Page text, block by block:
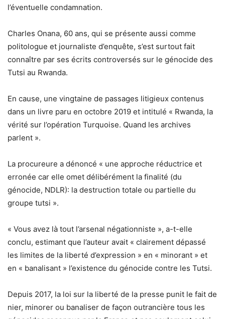
l’éventuelle condamnation.
Charles Onana, 60 ans, qui se présente aussi comme
politologue et journaliste d’enquête, s’est surtout fait
connaître par ses écrits controversés sur le génocide des
Tutsi au Rwanda.
En cause, une vingtaine de passages litigieux contenus
dans un livre paru en octobre 2019 et intitulé « Rwanda, la
vérité sur l’opération Turquoise. Quand les archives
parlent ».
La procureure a dénoncé « une approche réductrice et
erronée car elle omet délibérément la finalité (du
génocide, NDLR): la destruction totale ou partielle du
groupe tutsi ».
« Vous avez là tout l’arsenal négationniste », a-t-elle
conclu, estimant que l’auteur avait « clairement dépassé
les limites de la liberté d’expression » en « minorant » et
en « banalisant » l’existence du génocide contre les Tutsi.
Depuis 2017, la loi sur la liberté de la presse punit le fait de
nier, minorer ou banaliser de façon outrancière tous les